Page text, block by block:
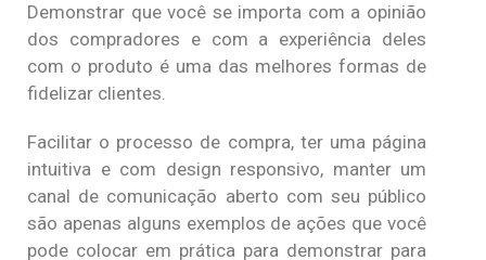
Demonstrar que você se importa com a opinião
dos compradores e com a experiência deles
com o produto é uma das melhores formas de
fidelizar clientes.
Facilitar o processo de compra, ter uma página
intuitiva e com design responsivo, manter um
canal de comunicação aberto com seu público
são apenas alguns exemplos de ações que você
pode colocar em prática para demonstrar para